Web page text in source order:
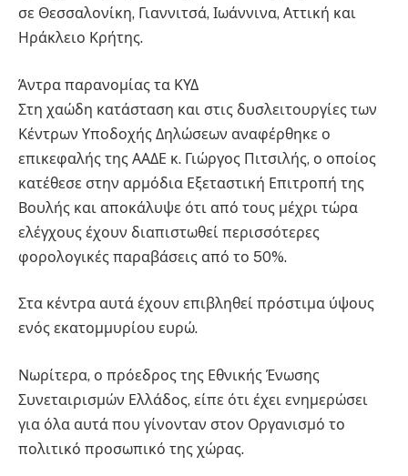
σε Θεσσαλονίκη, Γιαννιτσά, Ιωάννινα, Αττική και
Ηράκλειο Κρήτης.
Άντρα παρανομίας τα ΚΥΔ
Στη χαώδη κατάσταση και στις δυσλειτουργίες των
Κέντρων Υποδοχής Δηλώσεων αναφέρθηκε ο
επικεφαλής της ΑΑΔΕ κ. Γιώργος Πιτσιλής, ο οποίος
κατέθεσε στην αρμόδια Εξεταστική Επιτροπή της
Βουλής και αποκάλυψε ότι από τους μέχρι τώρα
ελέγχους έχουν διαπιστωθεί περισσότερες
φορολογικές παραβάσεις από το 50%.
Στα κέντρα αυτά έχουν επιβληθεί πρόστιμα ύψους
ενός εκατομμυρίου ευρώ.
Νωρίτερα, ο πρόεδρος της Εθνικής Ένωσης
Συνεταιρισμών Ελλάδος, είπε ότι έχει ενημερώσει
για όλα αυτά που γίνονταν στον Οργανισμό το
πολιτικό προσωπικό της χώρας.